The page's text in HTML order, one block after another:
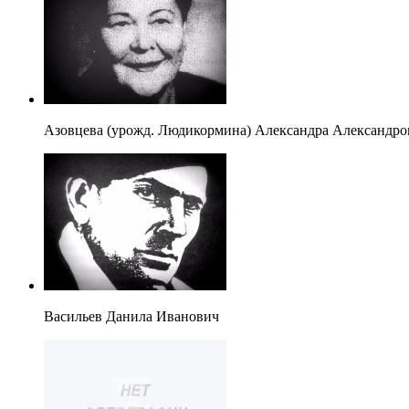
Азовцева (урожд. Людикормина) Александра
Васильев Данила Иванович